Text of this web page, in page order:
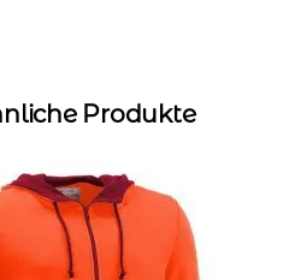
Produkte